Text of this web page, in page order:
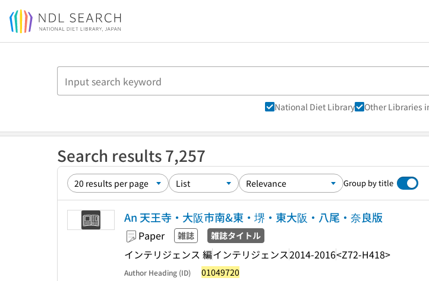
Jump to main content
National Diet Library Other Libraries
Search results 7,257
Group by title
An 天王寺・大阪市南&東・堺・東大阪・八尾・奈良版
Paper 雑誌 雑誌タイトル
インテリジェンス 編インテリジェンス2014-2016<Z72-H418>
Author Heading (ID) 01049720